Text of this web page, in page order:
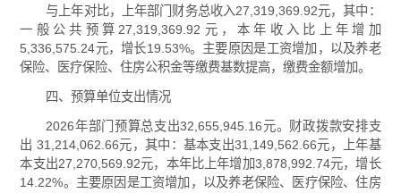
与上年对比，上年部门财务总收入27,319,369.92元，其中：
一般公共预算27,319,369.92元，本年收入比上年增加
5,336,575.24元，增长19.53%。主要原因是工资增加，以及养老
保险、医疗保险、住房公积金等缴费基数提高，缴费金额增加。
四、预算单位支出情况
2026年部门预算总支出32,655,945.16元。财政拨款安排支
出 31,214,062.66元，其中：基本支出31,149,562.66元，上年基
本支出27,270,569.92元，本年比上年增加3,878,992.74元，增长
14.22%。主要原因是工资增加，以及养老保险、医疗保险、住房